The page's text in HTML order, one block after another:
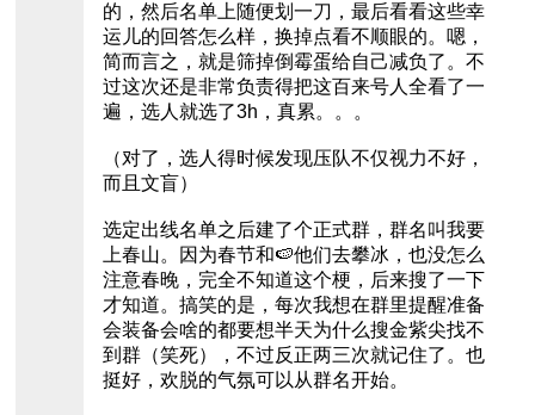
的，然后名单上随便划一刀，最后看看这些幸
运儿的回答怎么样，换掉点看不顺眼的。嗯，
简而言之，就是筛掉倒霉蛋给自己减负了。不
过这次还是非常负责得把这百来号人全看了一
遍，选人就选了3h，真累。。。
（对了，选人得时候发现压队不仅视力不好，
而且文盲）
选定出线名单之后建了个正式群，群名叫我要
上春山。因为春节和🍉他们去攀冰，也没怎么
注意春晚，完全不知道这个梗，后来搜了一下
才知道。搞笑的是，每次我想在群里提醒准备
会装备会啥的都要想半天为什么搜金紫尖找不
到群（笑死），不过反正两三次就记住了。也
挺好，欢脱的气氛可以从群名开始。